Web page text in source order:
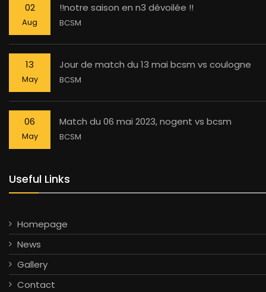
02
Aug
!!notre saison en n3 dévoilée !!
BCSM
13
May
Jour de match du 13 mai bcsm vs coulogne
BCSM
06
May
Match du 06 mai 2023, nogent vs bcsm
BCSM
Useful Links
Homepage
News
Gallery
Contact